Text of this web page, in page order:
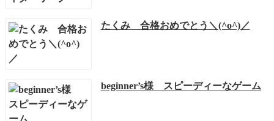
たくみ 合格おめでとう＼(^o^)／
beginner’s様 スピーディーなゲーム